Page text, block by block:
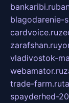
bankaribi.ru
blagodarenie-
cardvoice.ru
zarafshan.ru
vladivostok-
webamator.ru
trade-farm.ru
spayderhed-